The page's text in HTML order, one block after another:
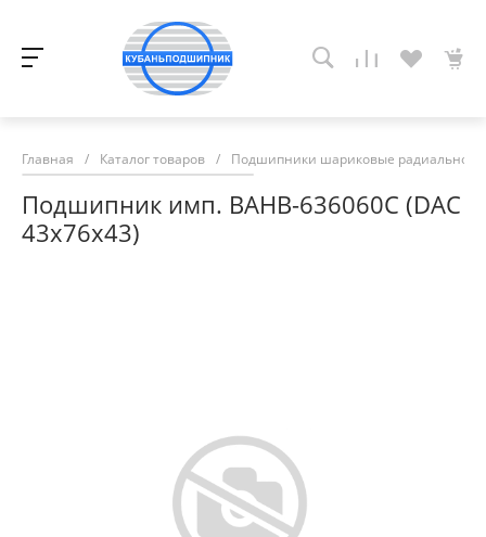
Главная / Каталог товаров / Подшипники шариковые радиально-
Подшипник имп. BAHB-636060C (DAC
43х76х43)